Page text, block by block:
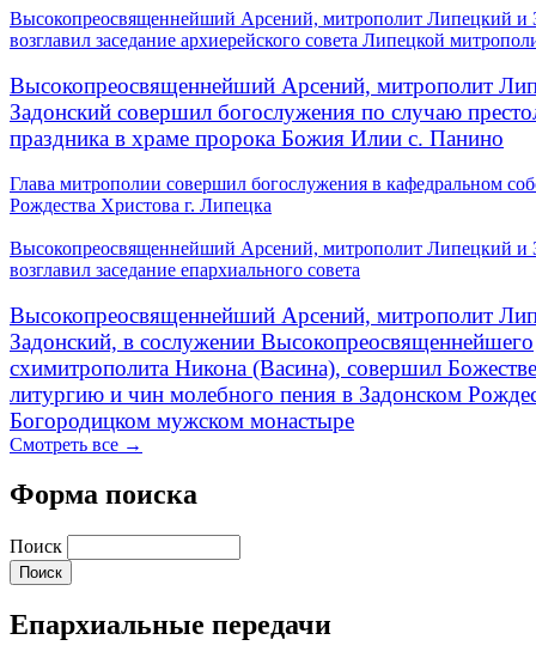
Высокопреосвященнейший Арсений, митрополит Липецкий и
возглавил заседание архиерейского совета Липецкой
Высокопреосвященнейший Арсений, митрополит
Задонский совершил богослужения по случаю
праздника в храме пророка Божия Илии с. Панино
Глава митрополии совершил богослужения в кафедральном
Рождества Христова г. Липецка
Высокопреосвященнейший Арсений, митрополит Липецкий и
возглавил заседание епархиального совета
Высокопреосвященнейший Арсений, митрополит
Задонский, в сослужении Высокопреосвященнейшего
схимитрополита Никона (Васина), совершил
литургию и чин молебного пения в Задонском
Богородицком мужском монастыре
Смотреть все →
Форма поиска
Поиск
Епархиальные передачи